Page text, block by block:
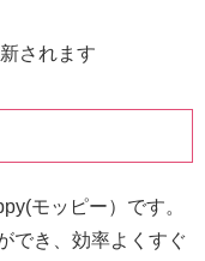
されます
モッピー）です。
でき、効率よくすぐ